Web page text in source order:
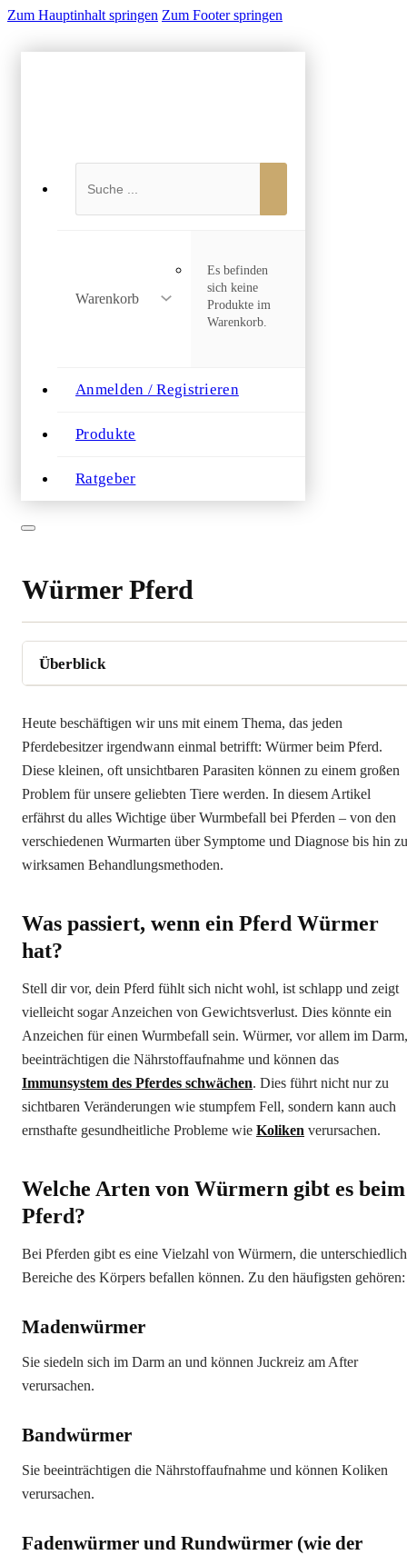
Zum Hauptinhalt springen Zum Footer springen
Suchen
Warenkorb
Es befinden
sich keine
Produkte im
Warenkorb.
Anmelden / Registrieren
Produkte
Ratgeber
Würmer Pferd
Heute beschäftigen wir uns mit einem Thema, das jeden
Pferdebesitzer irgendwann einmal betrifft: Würmer beim Pferd.
Diese kleinen, oft unsichtbaren Parasiten können zu einem großen
Problem für unsere geliebten Tiere werden. In diesem Artikel
erfährst du alles Wichtige über Wurmbefall bei Pferden – von den
verschiedenen Wurmarten über Symptome und Diagnose bis hin zu
wirksamen Behandlungsmethoden.
Was passiert, wenn ein Pferd Würmer
hat?
Stell dir vor, dein Pferd fühlt sich nicht wohl, ist schlapp und zeigt
vielleicht sogar Anzeichen von Gewichtsverlust. Dies könnte ein
Anzeichen für einen Wurmbefall sein. Würmer, vor allem im Darm,
beeinträchtigen die Nährstoffaufnahme und können das
Immunsystem des Pferdes schwächen. Dies führt nicht nur zu
sichtbaren Veränderungen wie stumpfem Fell, sondern kann auch
ernsthafte gesundheitliche Probleme wie Koliken verursachen.
Welche Arten von Würmern gibt es beim
Pferd?
Bei Pferden gibt es eine Vielzahl von Würmern, die
Bereiche des Körpers befallen können. Zu den häufigsten gehören:
Madenwürmer
Sie siedeln sich im Darm an und können Juckreiz am After
verursachen.
Bandwürmer
Sie beeinträchtigen die Nährstoffaufnahme und können Koliken
verursachen.
Fadenwürmer und Rundwürmer (wie der